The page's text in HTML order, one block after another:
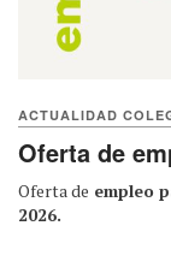
ACTUALIDAD
Oferta de
Oferta de empleo
2026.